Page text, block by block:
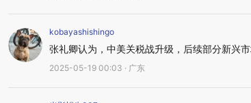
kobayashishingo
张礼卿认为，中美关税战升级，后续部分新兴
2025-05-19 00:03 · 广东